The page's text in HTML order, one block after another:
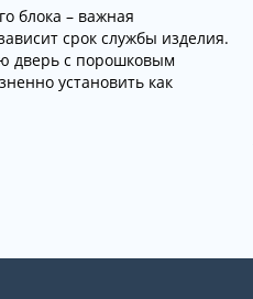
блока – важная
срок службы изделия.
дверь с порошковым
установить как